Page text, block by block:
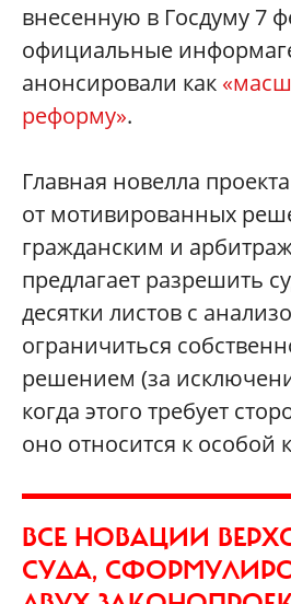
внесенную в Госдуму 7
официальные
анонсировали как
реформу».
Главная новелла
от мотивированных
гражданским и
предлагает разрешить
десятки листов с
ограничиться
решением (за
когда этого требует
оно относится к особой
ВСЕ НОВАЦИИ
СУДА,